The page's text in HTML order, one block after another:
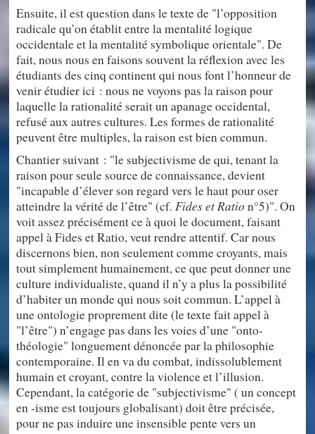
Ensuite, il est question dans le texte de "l’opposition
radicale qu’on établit entre la mentalité logique
occidentale et la mentalité symbolique orientale". De
fait, nous nous en faisons souvent la réflexion avec les
étudiants des cinq continent qui nous font l’honneur de
venir étudier ici : nous ne voyons pas la raison pour
laquelle la rationalité serait un apanage occidental,
refusé aux autres cultures. Les formes de rationalité
peuvent être multiples, la raison est bien commun.
Chantier suivant : "le subjectivisme de qui, tenant la
raison pour seule source de connaissance, devient
"incapable d’élever son regard vers le haut pour oser
atteindre la vérité de l’être" (cf.Fides et Ration°5)". On
voit assez précisément ce à quoi le document, faisant
appel à Fides et Ratio, veut rendre attentif. Car nous
discernons bien, non seulement comme croyants, mais
tout simplement humainement, ce que peut donner une
culture individualiste, quand il n’y a plus la possibilité
d’habiter un monde qui nous soit commun. L’appel à
une ontologie proprement dite (le texte fait appel à
"l’être") n’engage pas dans les voies d’une "onto-
théologie" longuement dénoncée par la philosophie
contemporaine. Il en va du combat, indissolublement
humain et croyant, contre la violence et l’illusion.
Cependant, la catégorie de "subjectivisme" ( un concept
en -isme est toujours globalisant) doit être précisée,
pour ne pas induire une insensible pente vers un